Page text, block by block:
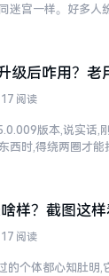
迷宫一样。好多人
级后咋用？老
17 阅读
版本,说实话,
西时,得绕两圈才能
样？截图这样
17 阅读
个体都心知肚明,